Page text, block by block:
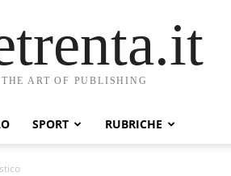
ART OF PUBLISHING
SPORT RUBRICHE